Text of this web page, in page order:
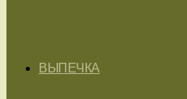
ВЫПЕЧКА